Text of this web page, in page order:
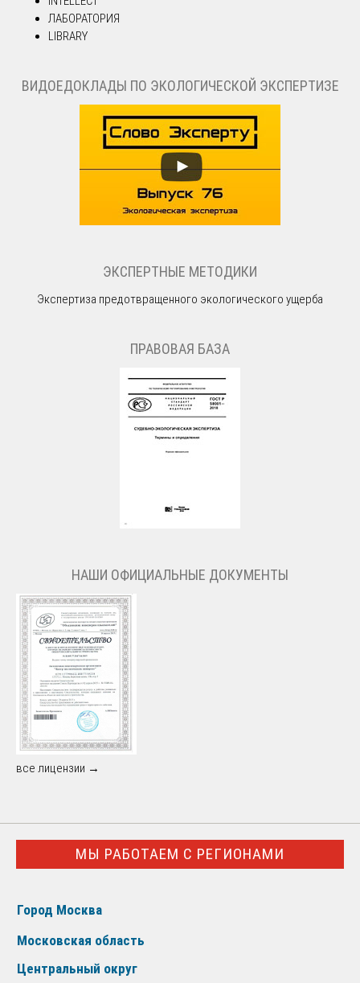
ЛАБОРАТОРИЯ
LIBRARY
ВИДОЕДОКЛАДЫ ПО ЭКОЛОГИЧЕСКОЙ ЭКСПЕРТИЗЕ
ЭКСПЕРТНЫЕ МЕТОДИКИ
Экспертиза предотвращенного экологического ущерба
ПРАВОВАЯ БАЗА
НАШИ ОФИЦИАЛЬНЫЕ ДОКУМЕНТЫ
все лицензии →
МЫ РАБОТАЕМ С РЕГИОНАМИ
Город Москва
Московская область
Центральный округ